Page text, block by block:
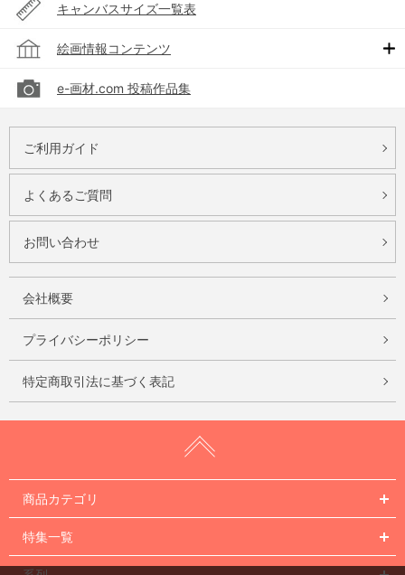
キャンバスサイズ一覧表
絵画情報コンテンツ
e-画材.com 投稿作品集
ご利用ガイド
よくあるご質問
お問い合わせ
会社概要
プライバシーポリシー
特定商取引法に基づく表記
商品カテゴリ
特集一覧